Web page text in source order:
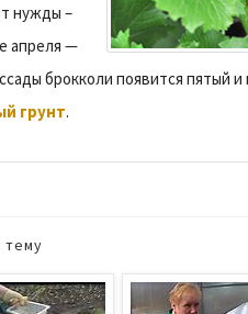
нужды –
апреля —
брокколи появится пятый
грунт.
тему